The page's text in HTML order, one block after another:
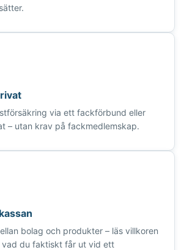
via ett fackförbund eller
– utan krav på fackmedlemskap.
bolag och produkter – läs villkoren
vad du faktiskt får ut vid ett